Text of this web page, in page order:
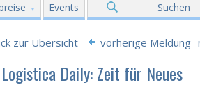
Events Suchen
zur Übersicht vorherige Meldung
Daily: Zeit für Neues